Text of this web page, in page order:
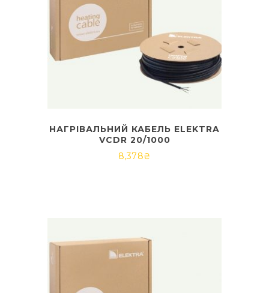
НАГРІВАЛЬНИЙ КАБЕЛЬ ELEKTRA
VCDR 20/1000
8,378₴